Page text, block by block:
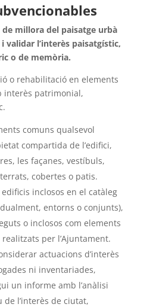
millora del paisatge urbà
validar l’interès paisatgístic,
o de memòria.
o rehabilitació en elements
interès patrimonial,
comuns qualsevol
compartida de l’edifici,
les façanes, vestíbuls,
cobertes o patis.
inclosos en el catàleg
entorns o conjunts),
o inclosos com elements
per l’Ajuntament.
actuacions d’interès
ni inventariades,
un informe amb l’anàlisi
l’interès de ciutat,